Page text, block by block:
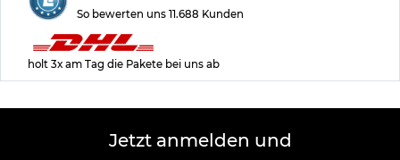
So bewerten uns 11.688 Kunden
holt 3x am Tag die Pakete bei uns ab
Jetzt anmelden und